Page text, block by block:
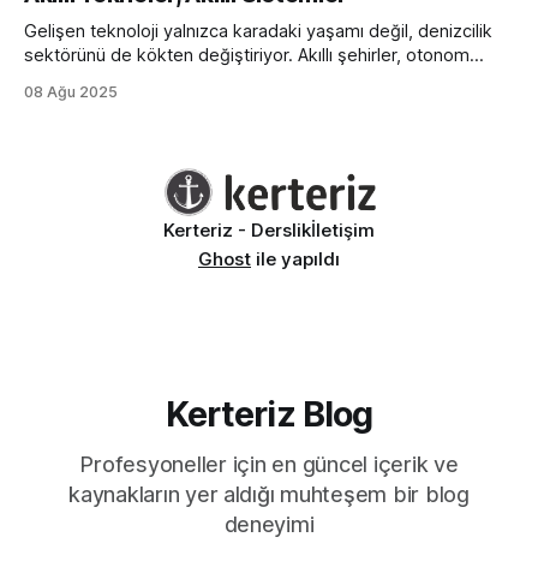
Gelişen teknoloji yalnızca karadaki yaşamı değil, denizcilik
sektörünü de kökten değiştiriyor. Akıllı şehirler, otonom
araçlarında da kendine yer bulmuş durumda. Navigasyon
yerini giderek daha fazla otomasyonla çalışan, gerçek
08 Ağu 2025
Kerteriz - Derslikİletişim
Ghost ile yapıldı
Kerteriz Blog
Profesyoneller için en güncel içerik ve
kaynakların yer aldığı muhteşem bir blog
deneyimi